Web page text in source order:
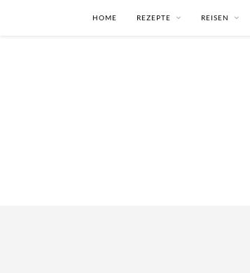
HOME REZEPTE REISEN